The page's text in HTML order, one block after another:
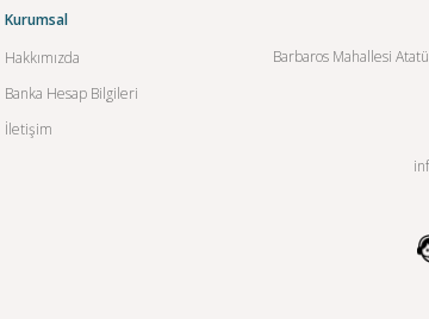
Kurumsal
Hakkımızda
Banka Hesap Bilgileri
İletişim
Barbaros Mahallesi